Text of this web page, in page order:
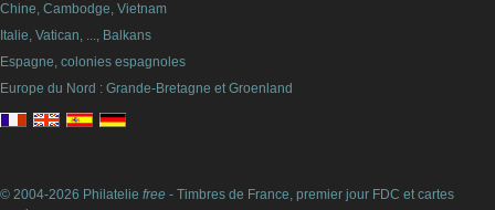
Chine, Cambodge, Vietnam
Italie, Vatican, ..., Balkans
Espagne, colonies espagnoles
Europe du Nord : Grande-Bretagne et Groenland
© 2004-2026 Philatelie free - Timbres de France, premier jour FDC et cartes